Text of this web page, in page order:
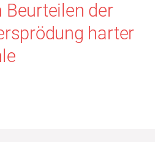
Beurteilen der
harter